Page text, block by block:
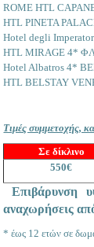
ROME HTL
HTL PINETA
Hotel degli
HTL MIRAGE 4*
Hotel Albatros 4*
HTL BELSTAY
Τιμές συμμετοχής,
Σε δίκλινο
550€
Επιβάρυνση
αναχωρήσεις
* έως 12 ετών σε